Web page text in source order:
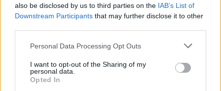
also be disclosed by us to third parties on the IAB’s List of
Downstream Participants that may further disclose it to other
Please note that this website/app uses one or more Google
not limited to your visit or usage behaviour. You may click to
grant or deny consent to Google and its third-party tags to
use your data for below specified purposes in below Google
Personal Data Processing Opt Outs
I want to opt-out of the Sharing of my
personal data.
Opted In
photographix(@photographix)
Noble Member
Γιατί ΑW139? ……..